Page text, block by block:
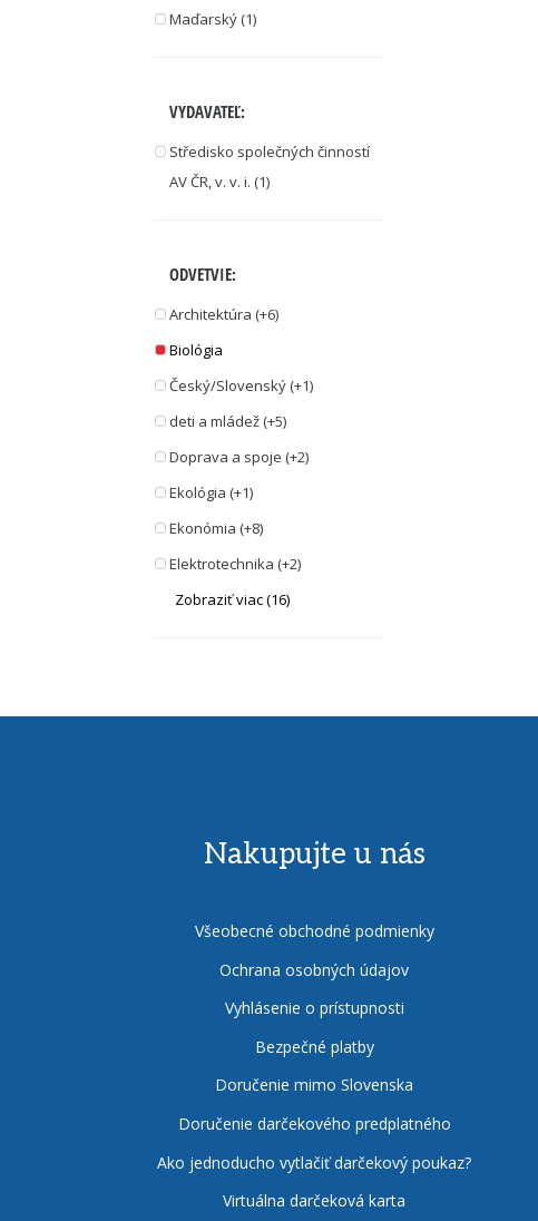
Maďarský (1)
VYDAVATEĽ:
Středisko společných činností
AV ČR, v. v. i. (1)
ODVETVIE:
Architektúra (+6)
Biológia
Český/Slovenský (+1)
deti a mládež (+5)
Doprava a spoje (+2)
Ekológia (+1)
Ekonómia (+8)
Elektrotechnika (+2)
Zobraziť viac (16)
Nakupujte u nás
Všeobecné obchodné podmienky
Ochrana osobných údajov
Vyhlásenie o prístupnosti
Bezpečné platby
Doručenie mimo Slovenska
Doručenie darčekového predplatného
Ako jednoducho vytlačiť darčekový poukaz?
Virtuálna darčeková karta